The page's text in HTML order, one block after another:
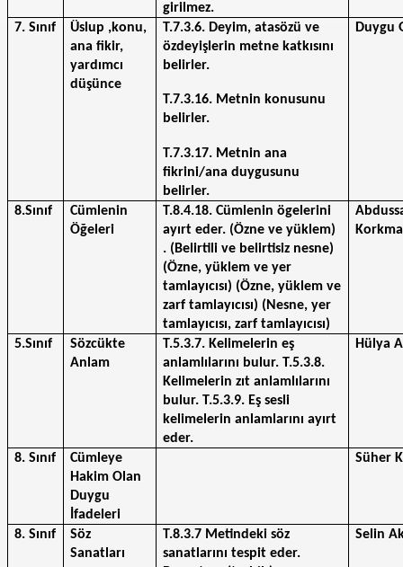
girilmez.
7. Sınıf
Üslup ,konu,
ana fikir,
yardımcı
düşünce
T.7.3.6. Deyim, atasözü ve
özdeyişlerin metne katkısını
belirler.
T.7.3.16. Metnin konusunu
belirler.
T.7.3.17. Metnin ana
fikrini/ana duygusunu
belirler.
Duygu
8.Sınıf
Cümlenin
Öğeleri
T.8.4.18. Cümlenin ögelerini
ayırt eder. (Özne ve yüklem)
. (Belirtili ve belirtisiz nesne)
(Özne, yüklem ve yer
tamlayıcısı) (Özne, yüklem ve
zarf tamlayıcısı) (Nesne, yer
tamlayıcısı, zarf tamlayıcısı)
5.Sınıf
Sözcükte
Anlam
T.5.3.7. Kelimelerin eş
anlamlılarını bulur. T.5.3.8.
Kelimelerin zıt anlamlılarını
bulur. T.5.3.9. Eş sesli
kelimelerin anlamlarını ayırt
eder.
Hülya
8. Sınıf
Cümleye
Hakim Olan
Duygu
İfadeleri
Süher
8. Sınıf
Söz
Sanatları
T.8.3.7 Metindeki söz
sanatlarını tespit eder.
Selin